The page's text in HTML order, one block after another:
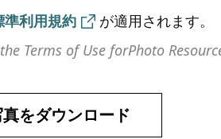
準利用規約 が適用されます。
Terms of Use forPhoto
をダウンロード